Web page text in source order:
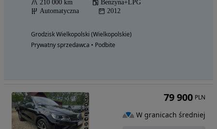
210 000 km
Benzyna+LPG
Automatyczna
2012
Grodzisk Wielkopolski (Wielkopolskie)
Prywatny sprzedawca • Podbite
79 900 PLN
W granicach średniej